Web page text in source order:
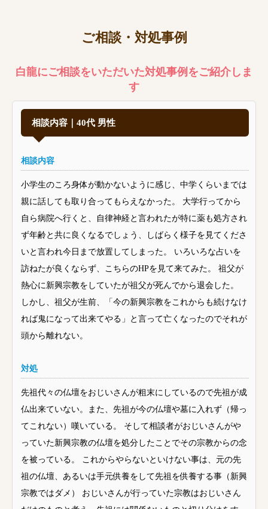
ご相談・対処事例
白龍にご相談をいただいた対処事例をご紹介しま
す
相談内容｜40代 男性
相談内容
小学生のころ身体が動かないように感じ、中学くらいまでは
親に話しても取り合ってもらえなかった。 大学行ってから
自ら病院へ行くと、自律神経と言われたが特に薬も処方され
ず年齢と共に良くなるでしょう、しばらく様子を見てくださ
いと言われ今日まで放置してしまった。 いろいろな占いを
訪ねたが良くならず、こちらのHPを見て来てみた。 祖父が
熱心に新興宗教をしていたが祖父が死んでから退会した。
しかし、祖父が生前、「今の新興宗教をこれからも続けなけ
れば鬼になって出来てやる」と言って亡くなったのでそれが
頭から離れない。
対処
先祖代々の仏壇をおじいさんが粗末にしているので先祖が成
仏出来ていない。また、先祖が今の仏壇や墓に入れず（帰っ
てこれない）嘆いている。 そして相談者がおじいさんがや
っていた新興宗教の仏壇を処分したことでその宗教からの念
を被っている。 これからやらないといけない事は、元の先
祖の仏壇、あるいは手元供養をして先祖を供養する事（新興
宗教ではダメ） おじいさんが行っていた宗教はおじいさん